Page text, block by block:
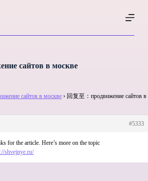
сайтов в москве
сайтов в москве › 回复至：продвижение сайтов в
#5333
for the article. Here’s more on the topic
shvejnye.ru/